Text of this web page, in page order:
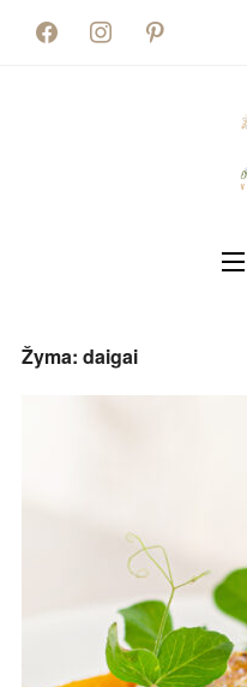
facebookinstagrampinterest
Žyma: daigai